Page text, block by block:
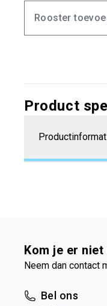
Rooster
Product
Kom je er
Neem dan contact
Bel ons